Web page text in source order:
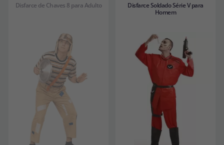
Disfarce de Chaves 8 para Adulto
Disfarce Soldado Série V para
Homem